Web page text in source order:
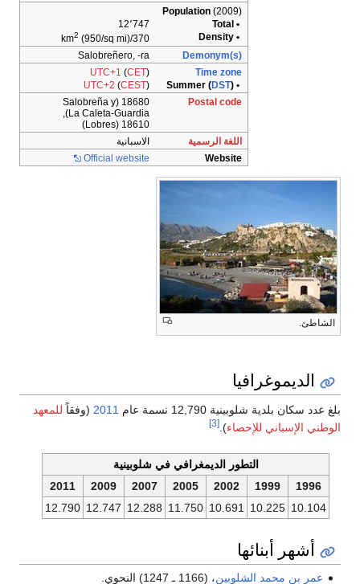
Population (2009)
• Total
12٬747
• Density
370/km
2 (950/sq mi)
Demonym(s)
Salobreñero, -ra
Time zone
UTC+1 (CET)
• Summer (
DST)
UTC+2 (CEST)
Postal code
18680 (Salobreña y
La Caleta-Guardia),
18610 (Lobres)
اللغة الرسمية
الاسبانية
Website
Official website
الشاطئ.
الديموغرافيا
بلغ عدد سكان بلدية شلوبينية 12,790 نسمة عام 2011 (وفقاً للمعهد
الوطني الإسباني للإحصاء).
[3]
التطور الديمغرافي في شلوبينية
1996
1999
2002
2005
2007
2009
2011
10.104
10.225
10.691
11.750
12.288
12.747
12.790
أشهر أبنائها
عمر بن محمد الشلوبين، (1166 ـ 1247) النحوي.